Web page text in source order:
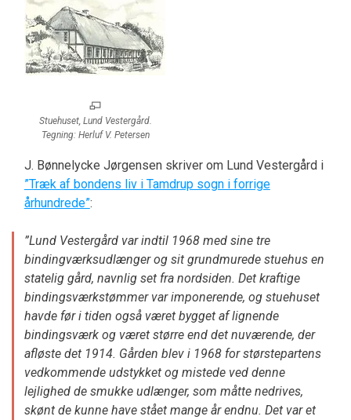
Stuehuset, Lund Vestergård.
Tegning: Herluf V. Petersen
J. Bønnelycke Jørgensen skriver om Lund Vestergård i
”Træk af bondens liv i Tamdrup sogn i forrige
århundrede”:
”Lund Vestergård var indtil 1968 med sine tre
bindingværksudlænger og sit grundmurede stuehus en
statelig gård, navnlig set fra nordsiden. Det kraftige
bindingsværkstømmer var imponerende, og stuehuset
havde før i tiden også været bygget af lignende
bindingsværk og været større end det nuværende, der
afløste det 1914. Gården blev i 1968 for størstepartens
vedkommende udstykket og mistede ved denne
lejlighed de smukke udlænger, som måtte nedrives,
skønt de kunne have stået mange år endnu. Det var et